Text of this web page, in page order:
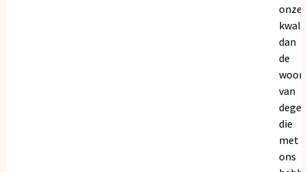
onze
dan
de
van
die
met
ons